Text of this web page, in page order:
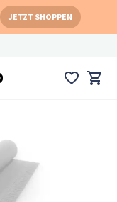
JETZT SHOPPEN